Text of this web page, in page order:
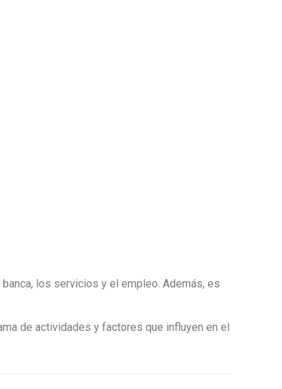
los servicios y el empleo. Además, es
de actividades y factores que influyen en el